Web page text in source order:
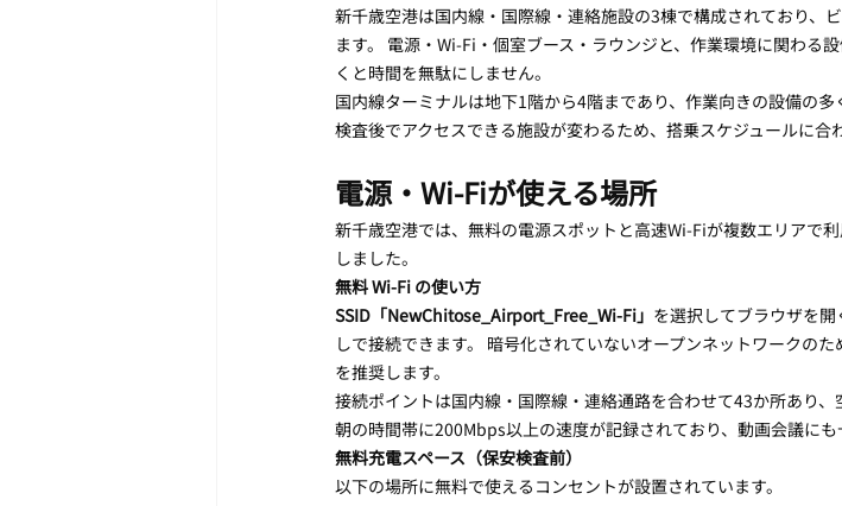
新千歳空港は国内線・国際線・連絡施設の3棟で構成されており、
ます。 電源・Wi-Fi・個室ブース・ラウンジと、作業環境に関わる
くと時間を無駄にしません。
国内線ターミナルは地下1階から4階まであり、作業向きの設備の多
検査後でアクセスできる施設が変わるため、搭乗スケジュールに合
電源・Wi-Fiが使える場所
新千歳空港では、無料の電源スポットと高速Wi-Fiが複数エリアで
しました。
無料 Wi-Fi の使い方
SSID「NewChitose_Airport_Free_Wi-Fi」 を選択してブラウザを
しで接続できます。 暗号化されていないオープンネットワークの
を推奨します。
接続ポイントは国内線・国際線・連絡通路を合わせて43か所あり
朝の時間帯に200Mbps以上の速度が記録されており、動画会議にも
無料充電スペース（保安検査前）
以下の場所に無料で使えるコンセントが設置されています。